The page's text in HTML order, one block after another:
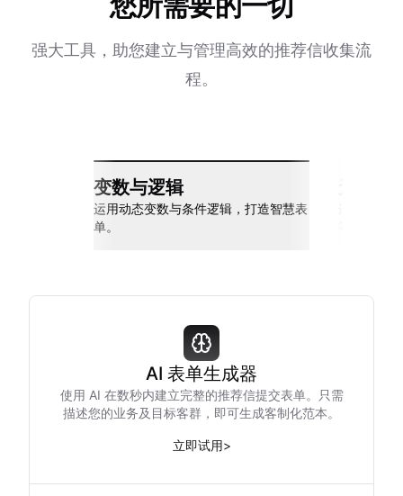
强大工具，助您建立与管理高效的推荐信收集流
程。
变数与逻辑
运用动态变数与条件逻辑，打造智慧表
单。
AI 表单生成器
使用 AI 在数秒内建立完整的推荐信提交表单。只需
描述您的业务及目标客群，即可生成客制化范本。
立即试用>